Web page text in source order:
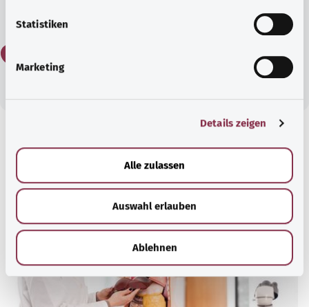
Statistiken
Marketing
Details zeigen
Alle zulassen
Auswahl erlauben
Ablehnen
معرفة جيدة
مقال موصى به